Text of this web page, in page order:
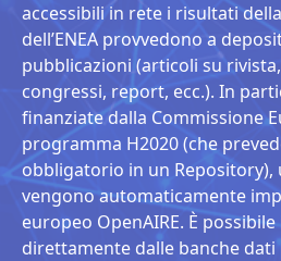
accessibili in rete i risultati
dell’ENEA provvedono a
pubblicazioni (articoli su
congressi, report, ecc.). In
finanziate dalla Commissione
programma H2020 (che
obbligatorio in un Repository),
vengono automaticamente
europeo OpenAIRE. È
direttamente dalle banche dati